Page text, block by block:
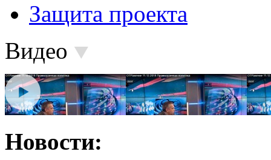
Защита проекта
Видео
Новости: